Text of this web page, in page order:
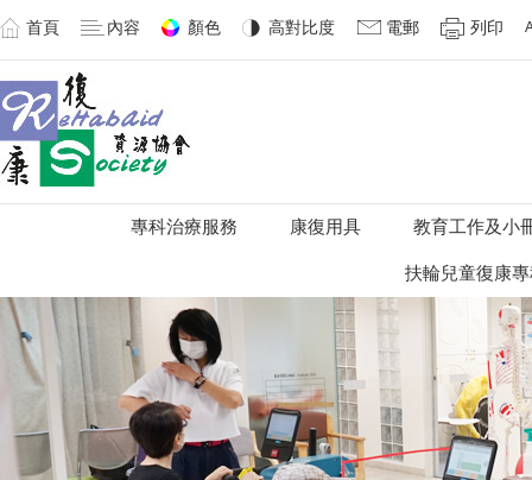
首頁 內容 顏色 高對比度 電郵 列印
專科治療服務 康復用具 教育工作及小
扶輪兒童復康